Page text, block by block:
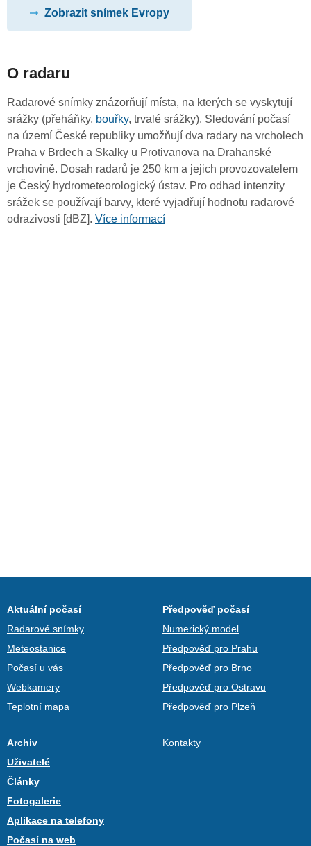
Zobrazit snímek Evropy
O radaru
Radarové snímky znázorňují místa, na kterých se vyskytují
srážky (přeháňky, bouřky, trvalé srážky). Sledování počasí
na území České republiky umožňují dva radary na vrcholech
Praha v Brdech a Skalky u Protivanova na Drahanské
vrchovině. Dosah radarů je 250 km a jejich provozovatelem
je Český hydrometeorologický ústav. Pro odhad intenzity
srážek se používají barvy, které vyjadřují hodnotu radarové
odrazivosti [dBZ]. Více informací
Aktuální počasí
Radarové snímky
Meteostanice
Počasí u vás
Webkamery
Teplotní mapa
Předpověď počasí
Numerický model
Předpověď pro Prahu
Předpověď pro Brno
Předpověď pro Ostravu
Předpověď pro Plzeň
Archiv
Uživatelé
Články
Fotogalerie
Aplikace na telefony
Počasí na web
Kontakty